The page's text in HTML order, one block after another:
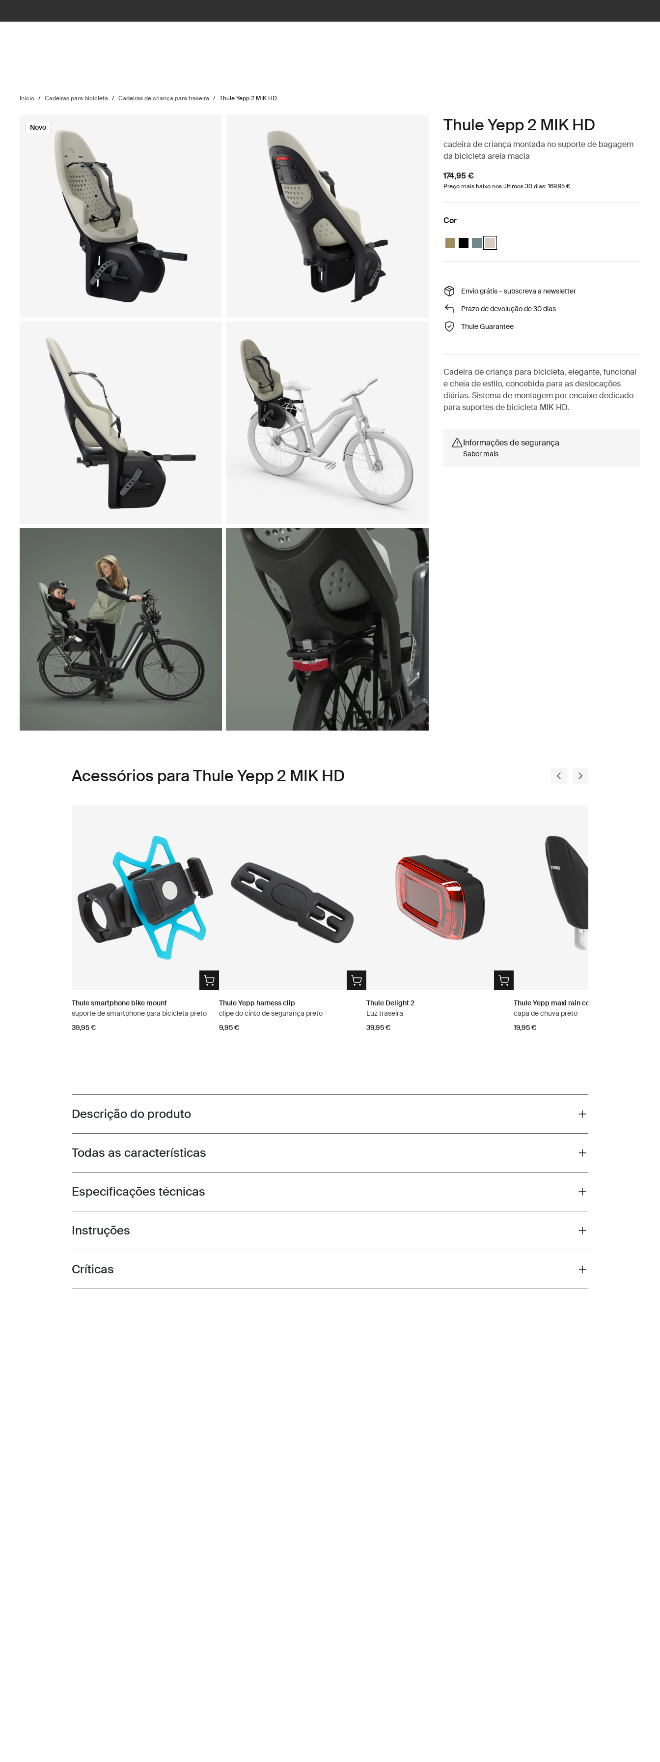
Início / Cadeiras para bicicleta / Cadeiras de criança para traseira / Thule Yepp 2 MIK HD
Novo Thule Yepp 2 MIK HD
cadeira de criança montada no suporte de bagagem
da bicicleta areia macia
174,95 €
Preço mais baixo nos últimos 30 dias: 169,95 €
Cor
Thule Yepp 2 MIK HD Verde nutria
Thule Yepp 2 MIK HD Preto meia-noite
Thule Yepp 2 MIK HD Azul médio
Thule Yepp 2 MIK HD Areia macia (selected)
Envio grátis – subscreva a newsletter
Prazo de devolução de 30 dias
Thule Guarantee
Cadeira de criança para bicicleta, elegante, funcional
e cheia de estilo, concebida para as deslocações
diárias. Sistema de montagem por encaixe dedicado
para suportes de bicicleta MIK HD.
Informações de segurança
Saber mais
Acessórios para Thule Yepp 2 MIK HD
Thule smartphone bike mount
suporte de smartphone para bicicleta preto
39,95 €
Thule Yepp harness clip
clipe do cinto de segurança preto
9,95 €
Thule Delight 2
Luz traseira
39,95 €
Thule Yepp maxi rain cover
capa de chuva preto
19,95 €
Toggle overview
Descrição do produto
Toggle features
Todas as características
Toggle techspec
Especificações técnicas
Toggle guides and instructions
Instruções
Toggle overview
Críticas